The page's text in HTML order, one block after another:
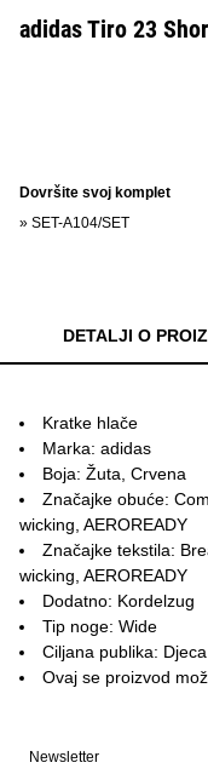
adidas Tiro 23
Dovršite svoj komplet
» SET-A104/SET
DETALJI O
Kratke hlače
Marka: adidas
Boja: Žuta, Crvena
Značajke obuće:
wicking, AEROREADY
Značajke tekstila:
wicking, AEROREADY
Dodatno: Kordelzug
Tip noge: Wide
Ciljana publika: Djeca
Ovaj se proizvod
Newsletter